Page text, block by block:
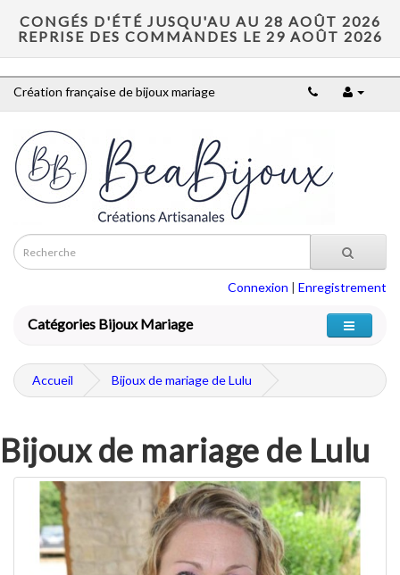
CONGÉS D'ÉTÉ JUSQU'AU AU 28 AOÛT 2026
REPRISE DES COMMANDES LE 29 AOÛT 2026
Création française de bijoux mariage
Connexion | Enregistrement
Catégories Bijoux Mariage
Accueil Bijoux de mariage de Lulu
Bijoux de mariage de Lulu